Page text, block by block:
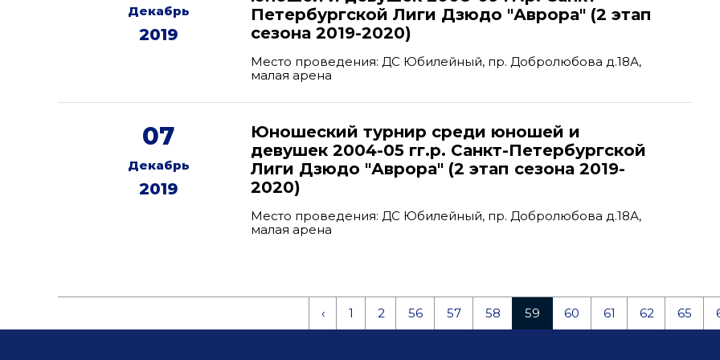
Декабрь
2019
Петербургской Лиги Дзюдо "Аврора" (2 этап
сезона 2019-2020)
Место проведения: ДС Юбилейный, пр. Добролюбова д.18А,
малая арена
07
Декабрь
2019
Юношеский турнир среди юношей и
девушек 2004-05 гг.р. Санкт-Петербургской
Лиги Дзюдо "Аврора" (2 этап сезона 2019-
2020)
Место проведения: ДС Юбилейный, пр. Добролюбова д.18А,
малая арена
‹ 1 2 56 57 58 59 60 61 62 65